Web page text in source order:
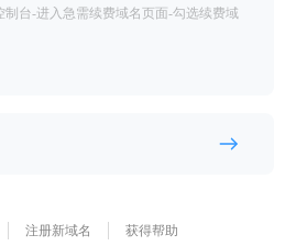
台-进入急需续费域名页面-勾选续费域
注册新域名 获得帮助